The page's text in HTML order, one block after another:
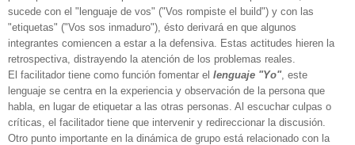
sucede con el "lenguaje de vos" ("Vos rompiste el build") y con las
"etiquetas" ("Vos sos inmaduro"), ésto derivará en que algunos
integrantes comiencen a estar a la defensiva. Estas actitudes hieren la
retrospectiva, distrayendo la atención de los problemas reales.
El facilitador tiene como función fomentar el lenguaje "Yo", este
lenguaje se centra en la experiencia y observación de la persona que
habla, en lugar de etiquetar a las otras personas. Al escuchar culpas o
críticas, el facilitador tiene que intervenir y redireccionar la discusión.
Otro punto importante en la dinámica de grupo está relacionado con la